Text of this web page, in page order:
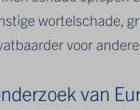
wortelschade,
voor
van